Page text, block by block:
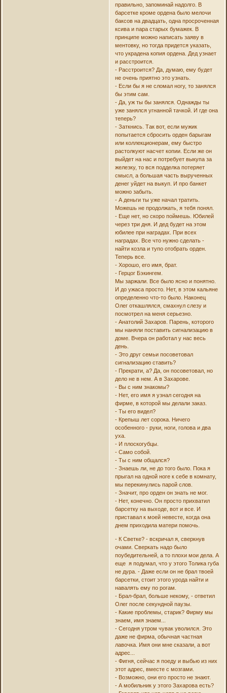
правильно, запоминай надолго. В
барсетке кроме ордена было мелочи
баксов на двадцать, одна просроченная
ксива и пара старых бумажек. В
принципе можно написать заяву в
ментовку, но тогда придется указать,
что украдена копия ордена. Дед узнает
и расстроится.
- Расстроится? Да, думаю, ему будет
не очень приятно это узнать.
- Если бы я не сломал ногу, то занялся
бы этим сам.
- Да, уж ты бы занялся. Однажды ты
уже занялся угнанной тачкой. И где она
теперь?
- Заткнись. Так вот, если мужик
попытается сбросить орден барыгам
или коллекционерам, ему быстро
растолкуют насчет копии. Если же он
выйдет на нас и потребует выкупа за
железку, то вся подделка потеряет
смысл, а большая часть вырученных
денег уйдет на выкуп. И про банкет
можно забыть.
- А деньги ты уже начал тратить.
Можешь не продолжать, я тебя понял.
- Еще нет, но скоро поймешь. Юбилей
через три дня. И дед будет на этом
юбилее при наградах. При всех
наградах. Все что нужно сделать -
найти козла и тупо отобрать орден.
Теперь все.
- Хорошо, его имя, брат.
- Герцог Бэкингем.
Мы заржали. Все было ясно и понятно.
И до ужаса просто. Нет, в этом кальяне
определенно что-то было. Наконец
Олег откашлялся, смахнул слезу и
посмотрел на меня серьезно.
- Анатолий Захаров. Парень, которого
мы наняли поставить сигнализацию в
доме. Вчера он работал у нас весь
день.
- Это друг семьи посоветовал
сигнализацию ставить?
- Прекрати, а? Да, он посоветовал, но
дело не в нем. А в Захарове.
- Вы с ним знакомы?
- Нет, его имя я узнал сегодня на
фирме, в которой мы делали заказ.
- Ты его видел?
- Крепыш лет сорока. Ничего
особенного - руки, ноги, голова и два
уха.
- И плоскогубцы.
- Само собой.
- Ты с ним общался?
- Знаешь ли, не до того было. Пока я
прыгал на одной ноге к себе в комнату,
мы перекинулись парой слов.
- Значит, про орден он знать не мог.
- Нет, конечно. Он просто прихватил
барсетку на выходе, вот и все. И
приставал к моей невесте, когда она
днем приходила матери помочь.
- К Светке? - вскричал я, сверкнув
очами. Сверкать надо было
поубедительней, а то плохи мои дела. А
еще я подумал, что у этого Толика губа
не дура. - Даже если он не брал твоей
барсетки, стоит этого урода найти и
навалять ему по рогам.
- Брал-брал, больше некому, - ответил
Олег после секундной паузы.
- Какие проблемы, старик? Фирму мы
знаем, имя знаем...
- Сегодня утром чувак уволился. Это
даже не фирма, обычная частная
лавочка. Имя они мне сказали, а вот
адрес...
- Фигня, сейчас я поеду и выбью из них
этот адрес, вместе с мозгами.
- Возможно, они его просто не знают.
- А мобильник у этого Захарова есть?